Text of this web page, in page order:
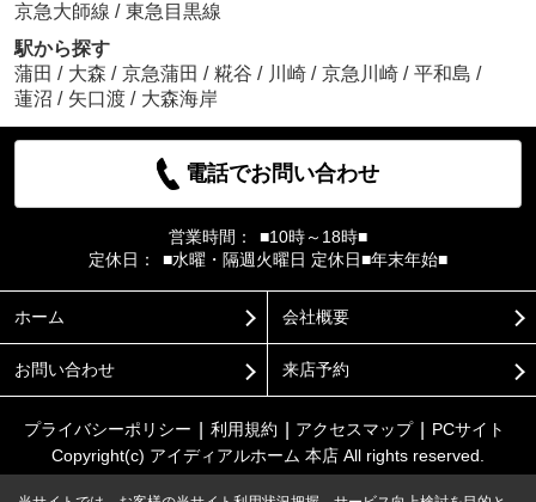
京急大師線 / 東急目黒線
駅から探す
蒲田 / 大森 / 京急蒲田 / 糀谷 / 川崎 / 京急川崎 / 平和島 /
蓮沼 / 矢口渡 / 大森海岸
電話でお問い合わせ
営業時間：
■10時～18時■
定休日：
■水曜・隔週火曜日 定休日■年末年始■
ホーム 会社概要
お問い合わせ 来店予約
プライバシーポリシー 利用規約 アクセスマップ
PCサイト
Copyright(c) アイディアルホーム 本店 All rights reserved.